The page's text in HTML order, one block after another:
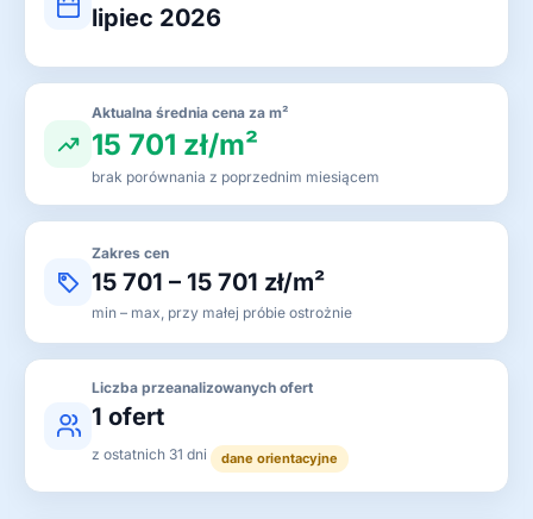
lipiec 2026
Aktualna średnia cena za m²
15 701 zł/m²
brak porównania z poprzednim miesiącem
Zakres cen
15 701 – 15 701 zł/m²
min – max, przy małej próbie ostrożnie
Liczba przeanalizowanych ofert
1 ofert
z ostatnich 31 dni dane orientacyjne